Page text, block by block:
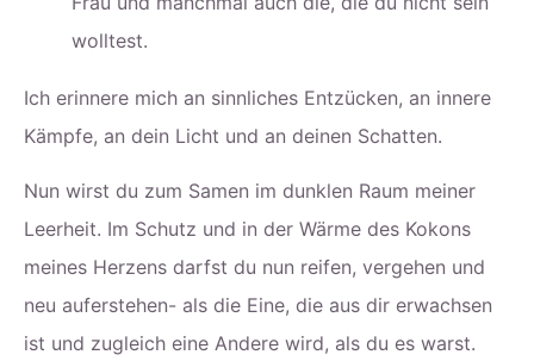
wolltest.
Ich erinnere mich an sinnliches Entzücken, an innere
Kämpfe, an dein Licht und an deinen Schatten.
Nun wirst du zum Samen im dunklen Raum meiner
Leerheit. Im Schutz und in der Wärme des Kokons
meines Herzens darfst du nun reifen, vergehen und
neu auferstehen- als die Eine, die aus dir erwachsen
ist und zugleich eine Andere wird, als du es warst.